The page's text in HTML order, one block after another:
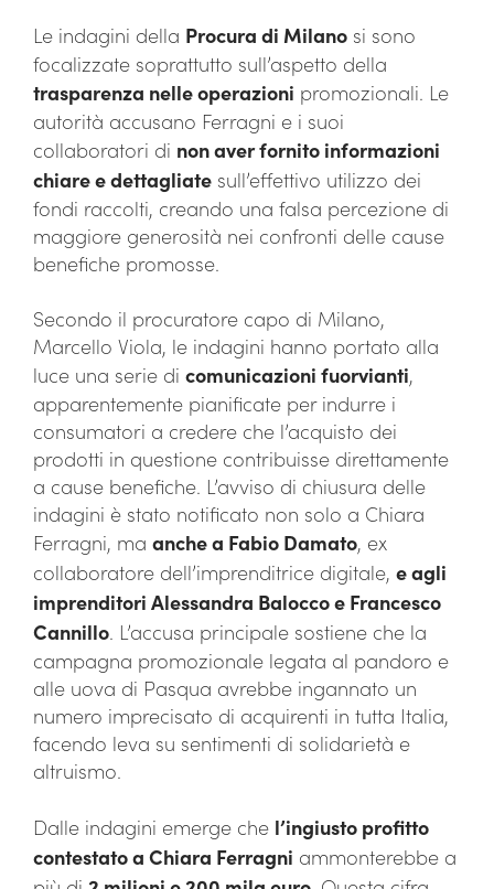
Le indagini della Procura di Milano si sono
focalizzate soprattutto sull’aspetto della
trasparenza nelle operazioni promozionali. Le
autorità accusano Ferragni e i suoi
collaboratori di non aver fornito informazioni
chiare e dettagliate sull’effettivo utilizzo dei
fondi raccolti, creando una falsa percezione di
maggiore generosità nei confronti delle cause
benefiche promosse.
Secondo il procuratore capo di Milano,
Marcello Viola, le indagini hanno portato alla
luce una serie di comunicazioni fuorvianti,
apparentemente pianificate per indurre i
consumatori a credere che l’acquisto dei
prodotti in questione contribuisse direttamente
a cause benefiche. L’avviso di chiusura delle
indagini è stato notificato non solo a Chiara
Ferragni, ma anche a Fabio Damato, ex
collaboratore dell’imprenditrice digitale, e agli
imprenditori Alessandra Balocco e Francesco
Cannillo. L’accusa principale sostiene che la
campagna promozionale legata al pandoro e
alle uova di Pasqua avrebbe ingannato un
numero imprecisato di acquirenti in tutta Italia,
facendo leva su sentimenti di solidarietà e
altruismo.
Dalle indagini emerge che l’ingiusto profitto
contestato a Chiara Ferragni ammonterebbe a